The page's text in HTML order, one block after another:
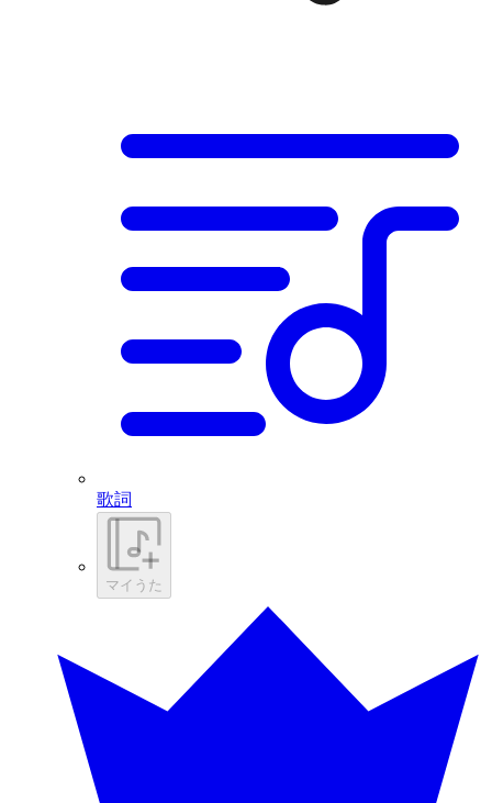
歌詞
マイうた